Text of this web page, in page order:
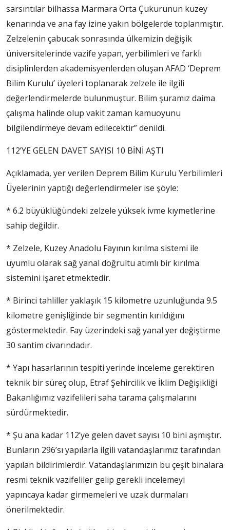
sarsıntılar bilhassa Marmara Orta Çukurunun kuzey
kenarında ve ana fay izine yakın bölgelerde toplanmıştır.
Zelzelenin çabucak sonrasında ülkemizin değişik
üniversitelerinde vazife yapan, yerbilimleri ve farklı
disiplinlerden akademisyenlerden oluşan AFAD ‘Deprem
Bilim Kurulu’ üyeleri toplanarak zelzele ile ilgili
değerlendirmelerde bulunmuştur. Bilim şuramız daima
çalışma halinde olup vakit zaman kamuoyunu
bilgilendirmeye devam edilecektir” denildi.
112’YE GELEN DAVET SAYISI 10 BİNİ AŞTI
Açıklamada, yer verilen Deprem Bilim Kurulu Yerbilimleri
Üyelerinin yaptığı değerlendirmeler ise şöyle:
* 6.2 büyüklüğündeki zelzele yüksek ivme kıymetlerine
sahip değildir.
* Zelzele, Kuzey Anadolu Fayının kırılma sistemi ile
uyumlu olarak sağ yanal doğrultu atımlı bir kırılma
sistemini işaret etmektedir.
* Birinci tahliller yaklaşık 15 kilometre uzunluğunda 9.5
kilometre genişliğinde bir segmentin kırıldığını
göstermektedir. Fay üzerindeki sağ yanal yer değiştirme
30 santim civarındadır.
* Yapı hasarlarının tespiti yerinde inceleme gerektiren
teknik bir süreç olup, Etraf Şehircilik ve İklim Değişikliği
Bakanlığımız vazifelileri saha tarama çalışmalarını
sürdürmektedir.
* Şu ana kadar 112’ye gelen davet sayısı 10 bini aşmıştır.
Bunların 296’sı yapılarla ilgili vatandaşlarımız tarafından
yapılan bildirimlerdir. Vatandaşlarımızın bu çeşit binalara
resmi teknik vazifeliler gelip gerekli incelemeyi
yapıncaya kadar girmemeleri ve uzak durmaları
önerilmektedir.